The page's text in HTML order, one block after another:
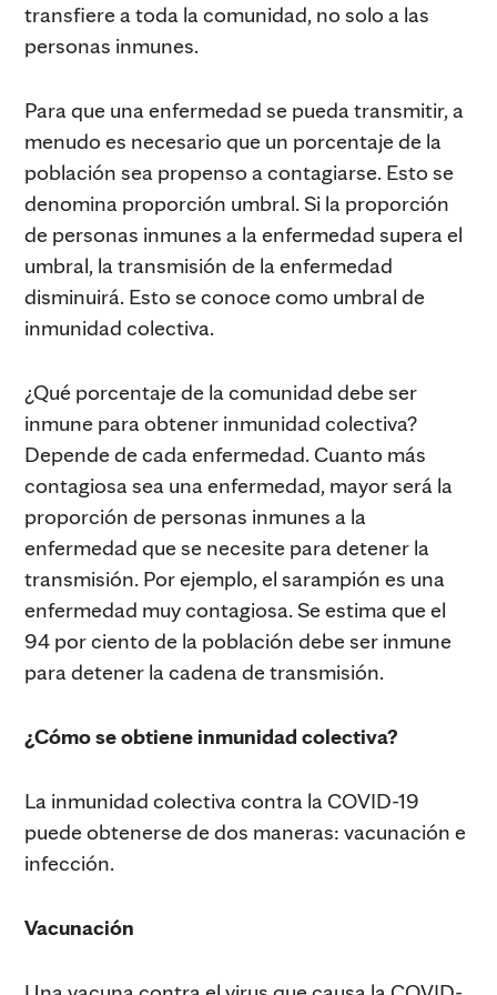
transfiere a toda la comunidad, no solo a las
personas inmunes.
Para que una enfermedad se pueda transmitir, a
menudo es necesario que un porcentaje de la
población sea propenso a contagiarse. Esto se
denomina proporción umbral. Si la proporción
de personas inmunes a la enfermedad supera el
umbral, la transmisión de la enfermedad
disminuirá. Esto se conoce como umbral de
inmunidad colectiva.
¿Qué porcentaje de la comunidad debe ser
inmune para obtener inmunidad colectiva?
Depende de cada enfermedad. Cuanto más
contagiosa sea una enfermedad, mayor será la
proporción de personas inmunes a la
enfermedad que se necesite para detener la
transmisión. Por ejemplo, el sarampión es una
enfermedad muy contagiosa. Se estima que el
94 por ciento de la población debe ser inmune
para detener la cadena de transmisión.
¿Cómo se obtiene inmunidad colectiva?
La inmunidad colectiva contra la COVID-19
puede obtenerse de dos maneras: vacunación e
infección.
Vacunación